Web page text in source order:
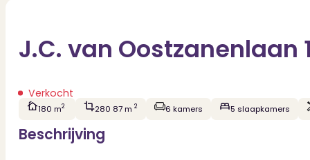
J.C. van Oostzanenlaan
Verkocht
180 m2 280 87 m2 6 kamers 5 slaapkamers
Beschrijving